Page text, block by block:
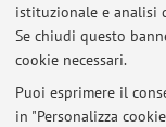
istituzionale e analisi
Se chiudi questo
cookie necessari.
Puoi esprimere il
in "Personalizza
Al